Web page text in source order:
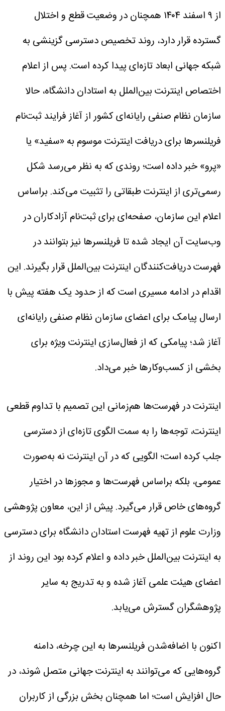
از ۹ اسفند ۱۴۰۴ همچنان در وضعیت قطع و اختلال
گسترده قرار دارد، روند تخصیص دسترسی گزینشی به
شبکه جهانی ابعاد تازه‌ای پیدا کرده است. پس از اعلام
اختصاص اینترنت بین‌الملل به استادان دانشگاه، حالا
سازمان نظام صنفی رایانه‌ای کشور از آغاز فرایند ثبت‌نام
فریلنسرها برای دریافت اینترنت موسوم به «سفید» یا
«پرو» خبر داده است؛ روندی که به‌ نظر می‌رسد شکل
رسمی‌تری از اینترنت طبقاتی را تثبیت می‌کند. بر‌اساس
اعلام این سازمان، صفحه‌ای برای ثبت‌نام آزادکاران در
وب‌سایت آن ایجاد شده تا فریلنسرها نیز بتوانند در
فهرست دریافت‌کنندگان اینترنت بین‌الملل قرار بگیرند. این
اقدام در ادامه مسیری است که از حدود یک هفته پیش با
ارسال پیامک برای اعضای سازمان نظام صنفی رایانه‌ای
آغاز شد؛ پیامکی که از فعال‌سازی اینترنت ویژه برای
بخشی از کسب‌وکارها خبر می‌داد.
اینترنت در فهرست‌ها هم‌زمانی این تصمیم با تداوم قطعی
اینترنت، توجه‌ها را به سمت الگوی تازه‌ای از دسترسی
جلب کرده است؛ الگویی که در آن اینترنت نه به‌صورت
عمومی، بلکه بر‌اساس فهرست‌ها و مجوزها در اختیار
گروه‌های خاص قرار می‌گیرد. پیش از این، معاون پژوهشی
وزارت علوم از تهیه فهرست استادان دانشگاه برای دسترسی
به اینترنت بین‌الملل خبر داده‌ و اعلام کرده بود این روند از
اعضای هیئت علمی آغاز شده و به‌ تدریج به سایر
پژوهشگران گسترش می‌یابد.
اکنون با اضافه‌شدن فریلنسرها به این چرخه، دامنه
گروه‌هایی که می‌توانند به اینترنت جهانی متصل شوند، در
حال افزایش است؛ اما همچنان بخش بزرگی از کاربران